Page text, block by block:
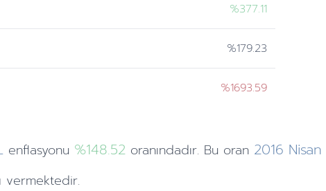
%377.11
%179.23
%1693.59
enflasyonu %148.52 oranındadır. Bu oran 2016 Nisan
vermektedir.